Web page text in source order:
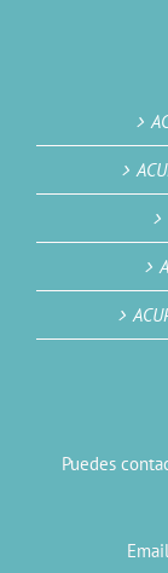
Puedes